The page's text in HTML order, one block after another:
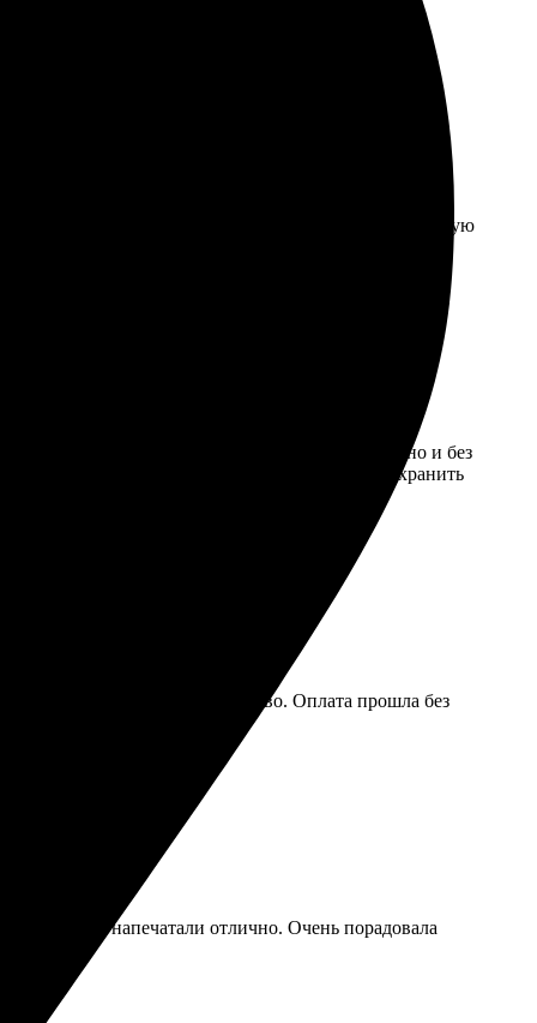
весьма приемлемые.
качество печати отличное. В будущем планирую
параметры и нажала кнопку. Всё быстро, удобно и без
и отличная чёткость! Отличный способ сохранить
выбрала формат и количество. Оплата прошла без
буду заказывать еще!
фото напечатали отлично. Очень порадовала